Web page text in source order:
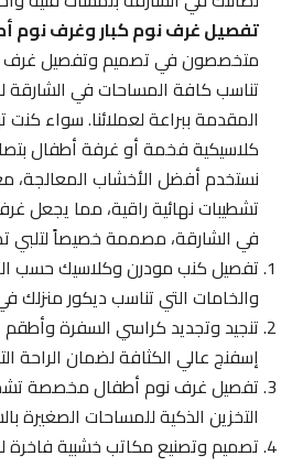
تفصيل غرف نوم كبار وغرف نوم
متخصصون في تصميم وتفصيل غرف
تناسب كافة المساحات في الشارقة
المقدمة ببراعة لعملائنا. سواء كنت
كلاسيكية فخمة أو غرفة أطفال
نستخدم أفضل الأخشاب المعالجة، مع
تشطيبات نهائية راقية، مما يجعل غرفتك
في الشارقة، مصممة خصيصاً لتلبي
تفصيل كنب مودرن وكلاسيك حسب الطلب
والخامات التي تناسب ديكور منزلك في
تنجيد وتجديد كراسي السفرة وأطقم
إسفنج عالي الكثافة لضمان الراحة
تفصيل غرف نوم أطفال مخصصة تشمل
التخزين الذكية للمساحات الصغيرة
تصميم وتصنيع مكاتب خشبية فاخرة